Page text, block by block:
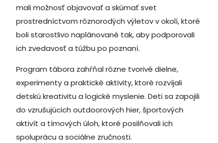
mali možnosť objavovať a skúmať svet
prostredníctvom rôznorodých výletov v okolí, ktoré
boli starostlivo naplánované tak, aby podporovali
ich zvedavosť a túžbu po poznaní.
Program tábora zahŕňal rôzne tvorivé dielne,
experimenty a praktické aktivity, ktoré rozvíjali
detskú kreativitu a logické myslenie. Deti sa zapojili
do vzrušujúcich outdoorových hier, športových
aktivít a tímových úloh, ktoré posilňovali ich
spoluprácu a sociálne zručnosti.